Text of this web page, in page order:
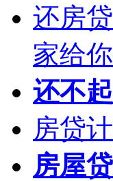
还房
家给
还不
房贷
房屋